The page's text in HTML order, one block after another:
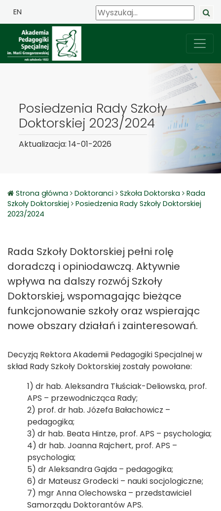
EN
Posiedzenia Rady Szkoły
Doktorskiej 2023/2024
Aktualizacja: 14-01-2026
Strona główna Doktoranci Szkoła Doktorska
Rada
Szkoły Doktorskiej
Posiedzenia Rady Szkoły Doktorskiej
2023/2024
Rada Szkoły Doktorskiej pełni rolę
doradczą i opiniodawczą. Aktywnie
wpływa na dalszy rozwój Szkoły
Doktorskiej, wspomagając bieżące
funkcjonowanie szkoły oraz wspierając
nowe obszary działań i zainteresowań.
Decyzją Rektora Akademii Pedagogiki Specjalnej w
skład Rady Szkoły Doktorskiej zostały powołane:
1) dr hab. Aleksandra Tłuściak-Deliowska, prof.
APS – przewodnicząca Rady;
2) prof. dr hab. Józefa Bałachowicz –
pedagogika;
3) dr hab. Beata Hintze, prof. APS – psychologia;
4) dr hab. Joanna Rajchert, prof. APS –
psychologia;
5) dr Aleksandra Gajda – pedagogika;
6) dr Mateusz Grodecki – nauki socjologiczne;
7) mgr Anna Olechowska – przedstawiciel
Samorządu Doktorantów APS.